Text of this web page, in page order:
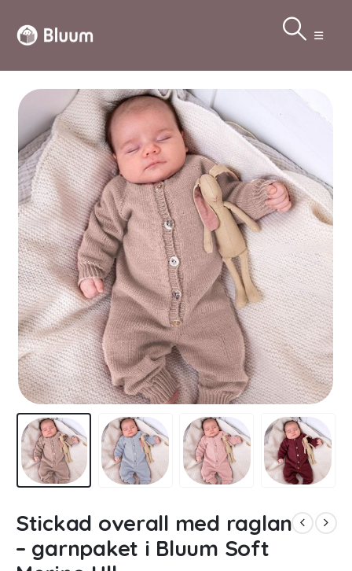
Stickad overall med raglan
– garnpaket i Bluum Soft